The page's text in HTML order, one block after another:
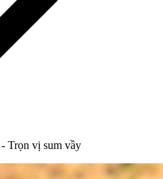
Trọn vị sum vầy